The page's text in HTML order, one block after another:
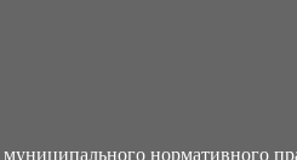
нормативного